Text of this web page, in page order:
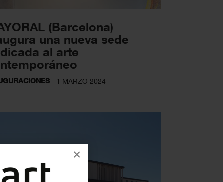
×
(Barcelona)
una nueva sede
al arte
1 MARZO 2024